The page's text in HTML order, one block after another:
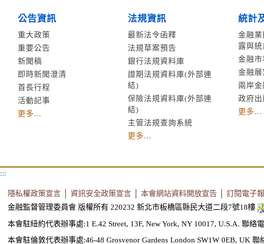
公告資訊
重大政策
重要公告
新聞稿
即時新聞澄清
首長行程
活動記事
更多...
法規資訊
最新法令函釋
法規草案預告
銀行法規資料庫
證期法規資料庫(外部連
結)
保險法規資料庫(外部連
結)
主管法規查詢系統
更多...
統計
金融
露與統
金融
金融展
兩岸金
政府出
更多...
:::
隱私權政策宣言 資訊安全政策宣言 本會網站資料開放宣告 訂閱電子報
金融監督管理委員會 版權所有 220232 新北市板橋區縣民大道二段7號18樓
本會駐紐約代表辦事處:1 E.42 Street, 13F, New York, NY 10017, U.S.A. 聯絡
本會駐倫敦代表辦事處:46-48 Grosvenor Gardens London SW1W 0EB, UK 聯